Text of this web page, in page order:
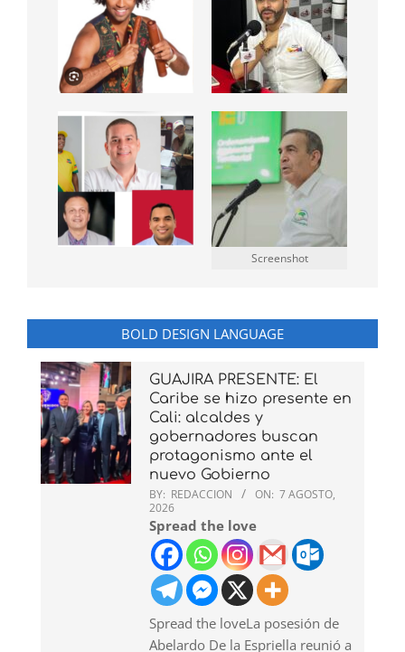
Screenshot
BOLD DESIGN LANGUAGE
GUAJIRA PRESENTE: El
Caribe se hizo presente en
Cali: alcaldes y
gobernadores buscan
protagonismo ante el
nuevo Gobierno
BY: REDACCION ON: 7 AGOSTO,
2026
Spread the love
Spread the loveLa posesión de
Abelardo De la Espriella reunió a